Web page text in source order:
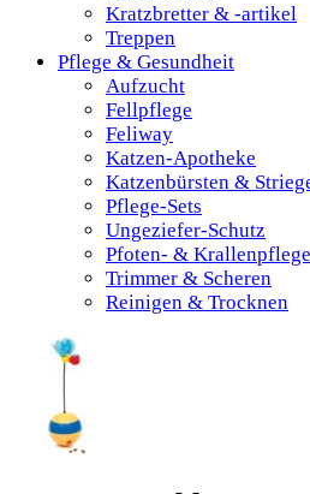
Kratzbretter & -artikel
Treppen
Pflege & Gesundheit
Aufzucht
Fellpflege
Feliway
Katzen-Apotheke
Katzenbürsten &
Pflege-Sets
Ungeziefer-Schutz
Pfoten- & Krallenpflege
Trimmer & Scheren
Reinigen & Trocknen